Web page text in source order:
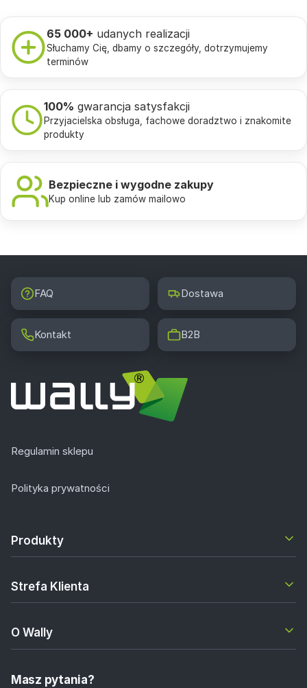
65 000+ udanych realizacji
Słuchamy Cię, dbamy o szczegóły, dotrzymujemy
terminów
100% gwarancja satysfakcji
Przyjacielska obsługa, fachowe doradztwo i znakomite
produkty
Bezpieczne i wygodne zakupy
Kup online lub zamów mailowo
FAQ Dostawa
Kontakt B2B
Regulamin sklepu
Polityka prywatności
Produkty
Strefa Klienta
O Wally
Masz pytania?